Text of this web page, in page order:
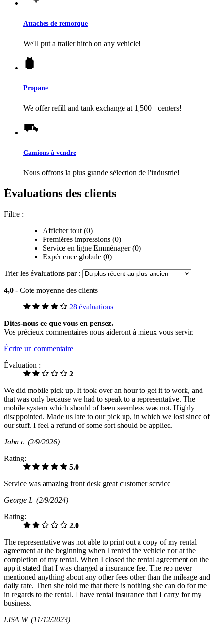
Attaches de remorque
We'll put a trailer hitch on any vehicle!
Propane
We offer refill and tank exchange at 1,500+ centers!
Camions à vendre
Nous offrons la plus grande sélection de l'industrie!
Évaluations des clients
Filtre :
Afficher tout (0)
Premières impressions (0)
Service en ligne Emménager (0)
Expérience globale (0)
Trier les évaluations par :
4,0 - Cote moyenne des clients
28 évaluations
Dites-nous ce que vous en pensez.
Vos précieux commentaires nous aideront à mieux vous servir.
Écrire un commentaire
Évaluation :
2
We did mobile pick up. It took over an hour to get it to work, and
that was only because we had to speak to a representative. The
mobile system which should of been seemless was not. Highly
disappointed. Made us late to our pick up, in which we lost since of
our stuff. I feel a refund of some sort should be applied.
John c (2/9/2026)
Rating:
5.0
Service was amazing front desk great customer service
George L (2/9/2024)
Rating:
2.0
The representative was not able to print out a copy of my rental
agreement at the beginning when I rented the vehicle nor at the
completion of my rental. When I closed the rental agreement on the
app it stated that I was charged a insurance fee. The rep never
mentioned anything about any other fees other than the mileage and
daily rate. Then she told me that there is nothing she can do for me
in regards to the rental. I have rental insurance that I carry for my
business.
LISA W (11/12/2023)